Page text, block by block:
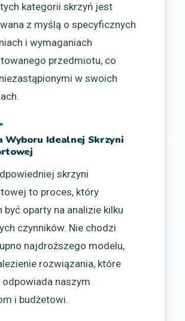
kategorii skrzyń jest
z myślą o specyficznych
i wymaganiach
przedmiotu, co
w swoich
Wyboru Idealnej Skrzyni
skrzyni
to proces, który
być oparty na analizie kilku
czynników. Nie chodzi
najdroższego modelu,
rozwiązania, które
odpowiada naszym
i budżetowi.